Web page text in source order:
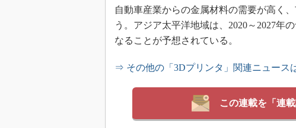
自動車産業からの金属材料の需要が高く
う。アジア太平洋地域は、2020～2027年
なることが予想されている。
⇒ その他の「3Dプリンタ」関連ニュース
この連載を「連